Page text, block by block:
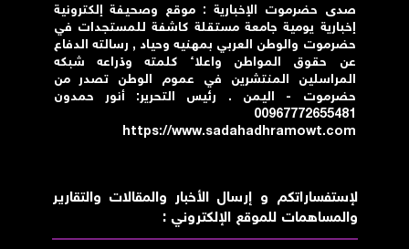
صدى حضرموت الإخبارية : موقع وصحيفة إلكترونية
إخبارية يومية جامعة مستقلة كاشفة للمستجدات في
حضرموت والوطن العربي بمهنيه وحياد , رسالته الدفاع
عن حقوق المواطن واعلاء كلمته وذراعه شبكه
المراسلين المنتشرين في عموم الوطن تصدر من
حضرموت - اليمن . رئيس التحرير: أنور حمدون
00967772655481
https://www.sadahadhramowt.com
لإستفساراتكم و إرسال الأخبار والمقالات والتقارير
والمساهمات للموقع الإلكتروني :